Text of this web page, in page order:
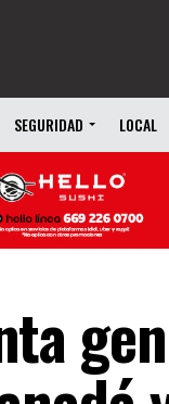
SEGURIDAD LOCAL